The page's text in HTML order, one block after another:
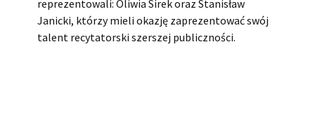
reprezentowali: Oliwia Sirek oraz Stanisław
Janicki, którzy mieli okazję zaprezentować swój
talent recytatorski szerszej publiczności.